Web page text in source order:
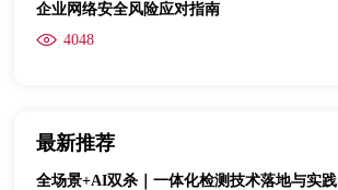
企业网络安全风险应对指南
4048
最新推荐
全场景+AI双杀｜一体化检测技术落地与实践